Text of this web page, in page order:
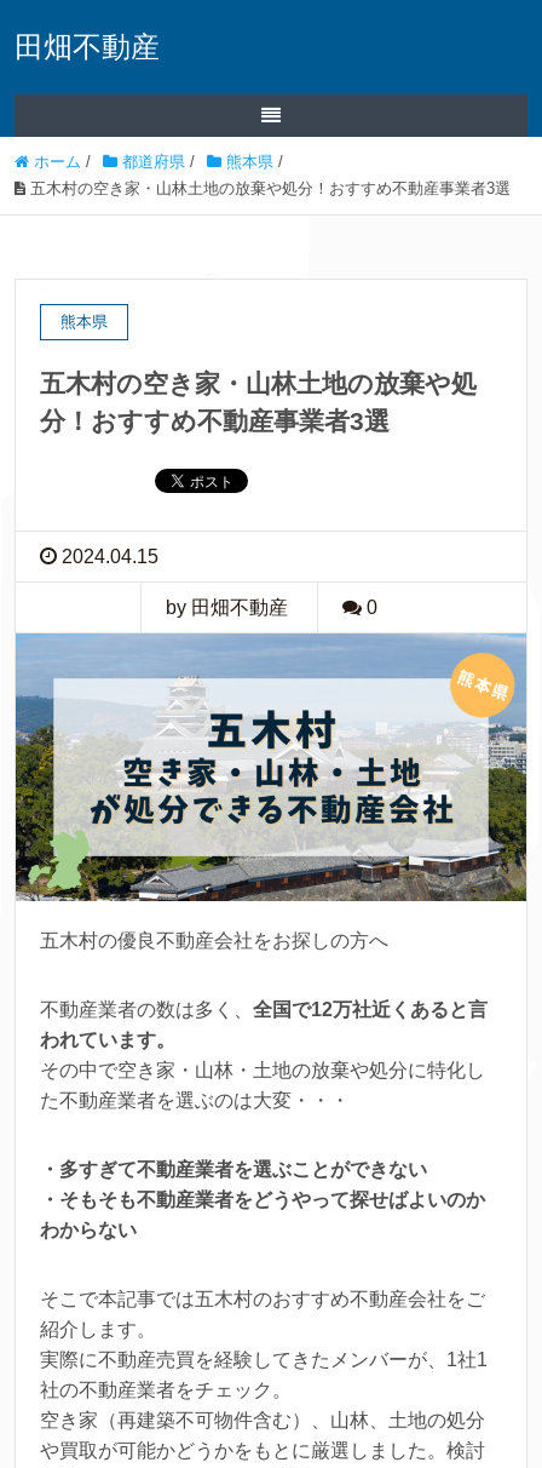
田畑不動産
ホーム / 都道府県 / 熊本県 /
五木村の空き家・山林土地の放棄や処分！おすすめ不動産事業者3選
熊本県
五木村の空き家・山林土地の放棄や処
分！おすすめ不動産事業者3選
2024.04.15
by 田畑不動産 0
五木村の優良不動産会社をお探しの方へ
不動産業者の数は多く、 全国で12万社近くあると言
われています。
その中で空き家・山林・土地の放棄や処分に特化し
た不動産業者を選ぶのは大変・・・
・多すぎて不動産業者を選ぶことができない
・そもそも不動産業者をどうやって探せばよいのか
わからない
そこで本記事では五木村のおすすめ不動産会社をご
紹介します。
実際に不動産売買を経験してきたメンバーが、1社1
社の不動産業者をチェック。
空き家（再建築不可物件含む）、山林、土地の処分
や買取が可能かどうかをもとに厳選しました。検討